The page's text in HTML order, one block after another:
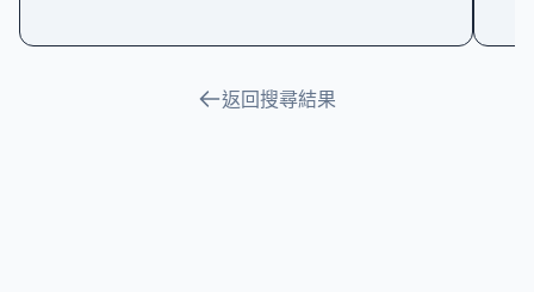
返回搜尋結果